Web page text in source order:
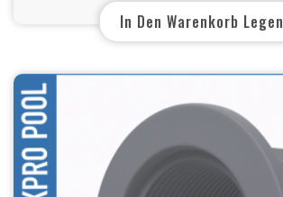
In Den Warenkorb Legen